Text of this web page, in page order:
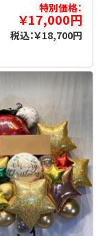
特別価格：
￥17,000円
税込：￥18,700円